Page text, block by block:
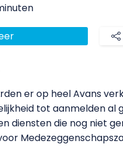
er op heel Avans
tot aanmelden al
diensten die nog niet